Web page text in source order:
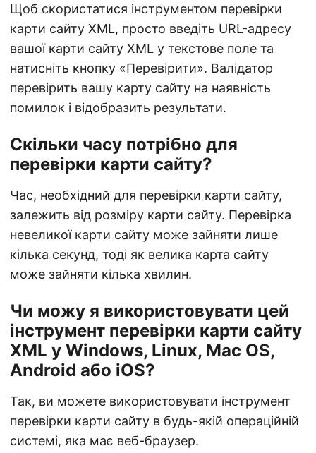
Щоб скористатися інструментом перевірки
карти сайту XML, просто введіть URL-адресу
вашої карти сайту XML у текстове поле та
натисніть кнопку «Перевірити». Валідатор
перевірить вашу карту сайту на наявність
помилок і відобразить результати.
Скільки часу потрібно для
перевірки карти сайту?
Час, необхідний для перевірки карти сайту,
залежить від розміру карти сайту. Перевірка
невеликої карти сайту може зайняти лише
кілька секунд, тоді як велика карта сайту
може зайняти кілька хвилин.
Чи можу я використовувати цей
інструмент перевірки карти сайту
XML у Windows, Linux, Mac OS,
Android або iOS?
Так, ви можете використовувати інструмент
перевірки карти сайту в будь-якій операційній
системі, яка має веб-браузер.